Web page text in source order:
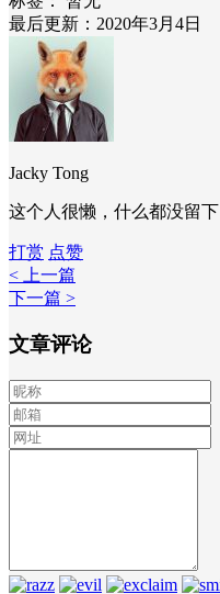
最后更新：2020年3月4日
Jacky Tong
这个人很懒，什么都没留下
打赏 点赞
< 上一篇
下一篇 >
文章评论